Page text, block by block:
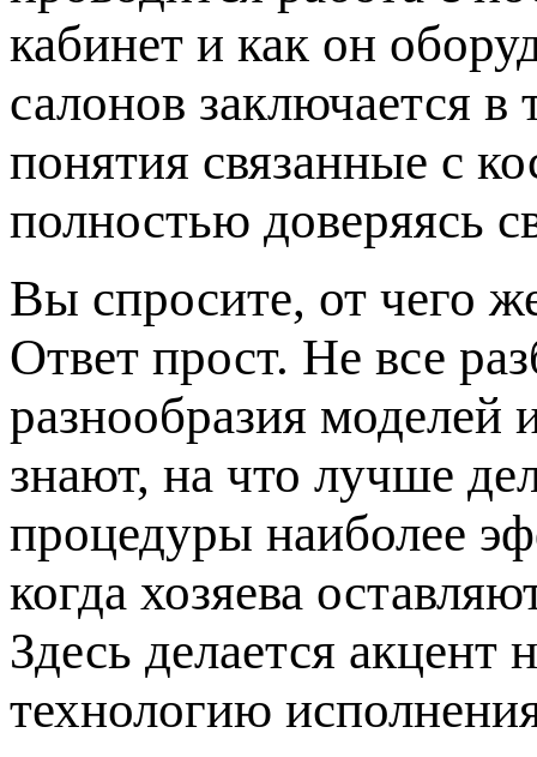
кабинет и как он
салонов заключается
понятия связанные с
полностью доверяясь
Вы спросите, от чего
Ответ прост. Не все
разнообразия моделей
знают, на что лучше
процедуры наиболее
когда хозяева
Здесь делается акцент
технологию